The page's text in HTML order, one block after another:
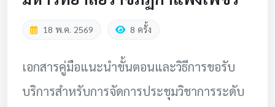
18 พ.ค. 2569 8 ครั้ง
เอกสารคู่มือแนะนำขั้นตอนและวิธีการขอรับ
บริการสำหรับการจัดการประชุมวิชาการระดับ